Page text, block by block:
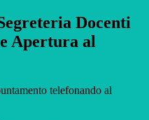
Docenti
Apertura al
telefonando al